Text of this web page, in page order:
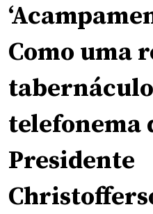
Como uma
telefonema
Presidente